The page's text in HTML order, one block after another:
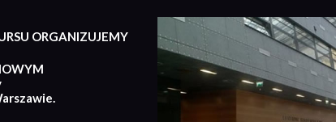
ORGANIZUJEMY